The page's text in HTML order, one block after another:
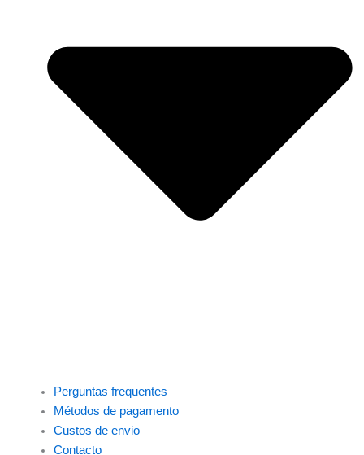
Perguntas frequentes
Métodos de pagamento
Custos de envio
Contacto